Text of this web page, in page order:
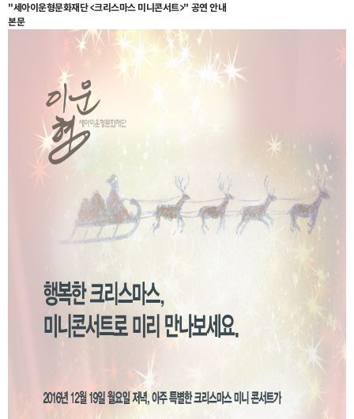
"세아이운형문화재단 <크리스마스 미니콘서트>" 공연 안내
본문